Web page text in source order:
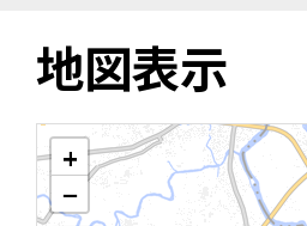
地図表示
+
−